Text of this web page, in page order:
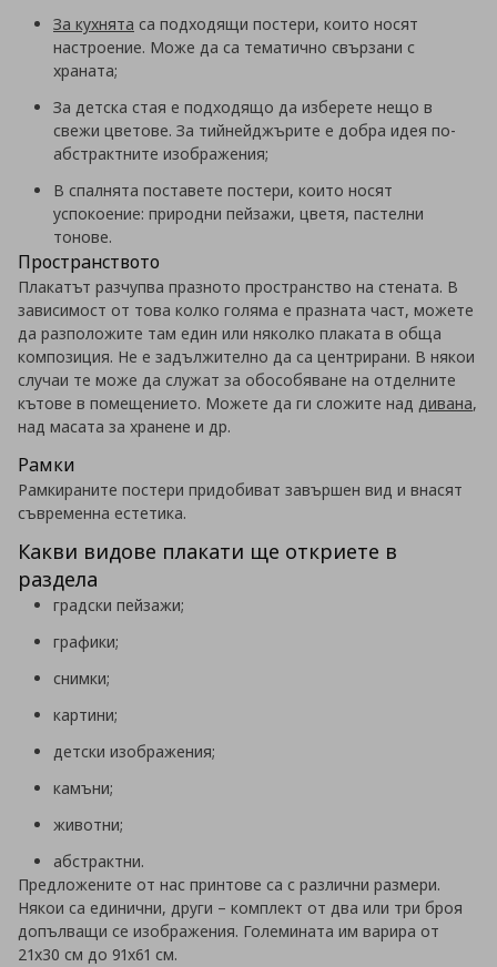
За кухнята са подходящи постери, които носят
настроение. Може да са тематично свързани с
храната;
За детска стая е подходящо да изберете нещо в
свежи цветове. За тийнейджърите е добра идея по-
абстрактните изображения;
В спалнята поставете постери, които носят
успокоение: природни пейзажи, цветя, пастелни
тонове.
Пространството
Плакатът разчупва празното пространство на стената. В
зависимост от това колко голяма е празната част, можете
да разположите там един или няколко плаката в обща
композиция. Не е задължително да са центрирани. В някои
случаи те може да служат за обособяване на отделните
кътове в помещението. Можете да ги сложите над дивана,
над масата за хранене и др.
Рамки
Рамкираните постери придобиват завършен вид и внасят
съвременна естетика.
Какви видове плакати ще откриете в
раздела
градски пейзажи;
графики;
снимки;
картини;
детски изображения;
камъни;
животни;
абстрактни.
Предложените от нас принтове са с различни размери.
Някои са единични, други – комплект от два или три броя
допълващи се изображения. Големината им варира от
21х30 см до 91х61 см.